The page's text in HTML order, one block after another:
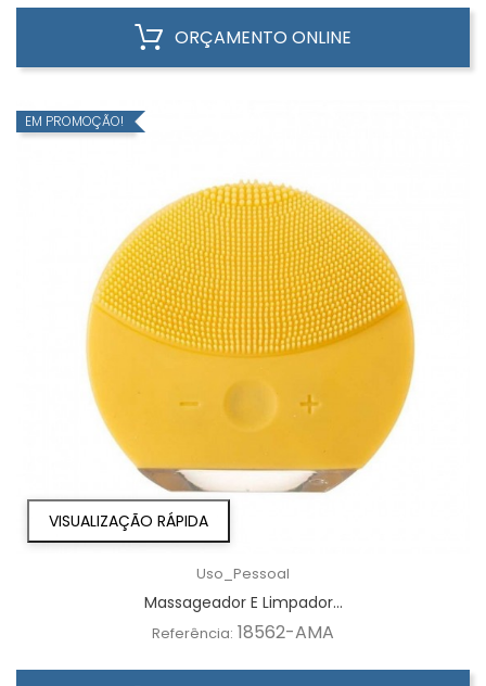
ORÇAMENTO ONLINE
VISUALIZAÇÃO RÁPIDA
EM PROMOÇÃO!
Uso_Pessoal
Massageador E Limpador...
Referência: 18562-AMA